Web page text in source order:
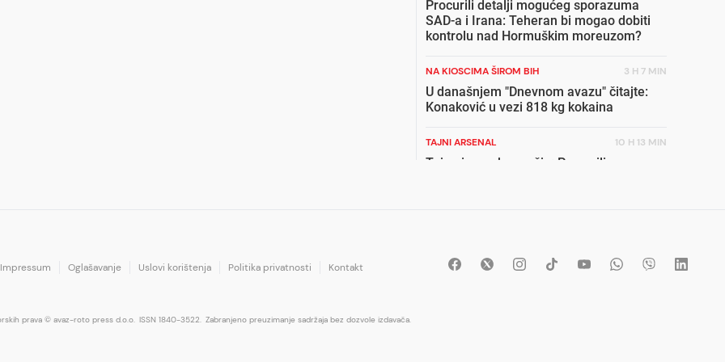
Procurili detalji mogućeg sporazuma
SAD-a i Irana: Teheran bi mogao dobiti
kontrolu nad Hormuškim moreuzom?
NA KIOSCIMA ŠIROM BIH 3 H 7 MIN
U današnjem "Dnevnom avazu" čitajte:
Konaković u vezi 818 kg kokaina
TAJNI ARSENAL 10 H 13 MIN
Tajne isporuke oružja: Procurili
Obećavam da se ovo neće ponoviti
Impressum Oglašavanje Uslovi korištenja Politika privatnosti Kontakt
prava © avaz-roto press d.o.o. ISSN 1840-3522. Zabranjeno preuzimanje sadržaja bez dozvole izdavača.